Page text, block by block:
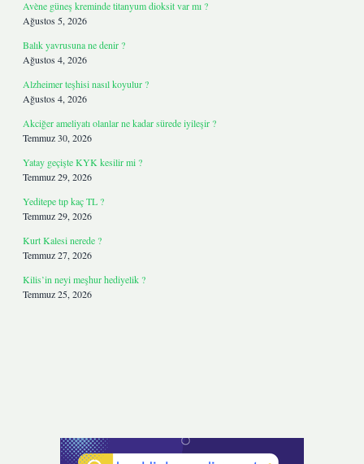
Avène güneş kreminde titanyum dioksit var mı ?
Ağustos 5, 2026
Balık yavrusuna ne denir ?
Ağustos 4, 2026
Alzheimer teşhisi nasıl koyulur ?
Ağustos 4, 2026
Akciğer ameliyatı olanlar ne kadar sürede iyileşir ?
Temmuz 30, 2026
Yatay geçişte KYK kesilir mi ?
Temmuz 29, 2026
Yeditepe tıp kaç TL ?
Temmuz 29, 2026
Kurt Kalesi nerede ?
Temmuz 27, 2026
Kilis’in neyi meşhur hediyelik ?
Temmuz 25, 2026